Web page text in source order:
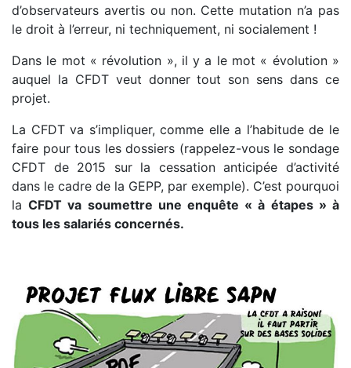
d’observateurs avertis ou non. Cette mutation n’a pas
le droit à l’erreur, ni techniquement, ni socialement !
Dans le mot « révolution », il y a le mot « évolution »
auquel la CFDT veut donner tout son sens dans ce
projet.
La CFDT va s’impliquer, comme elle a l’habitude de le
faire pour tous les dossiers (rappelez-vous le sondage
CFDT de 2015 sur la cessation anticipée d’activité
dans le cadre de la GEPP, par exemple). C’est pourquoi
laCFDT va soumettre une enquête « à étapes » à
tous les salariés concernés.